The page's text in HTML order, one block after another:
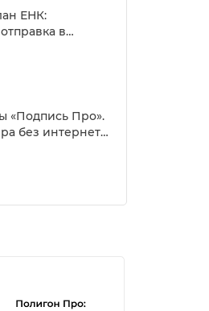
ЕНК:
отправка
«Подпись Про».
без интернета